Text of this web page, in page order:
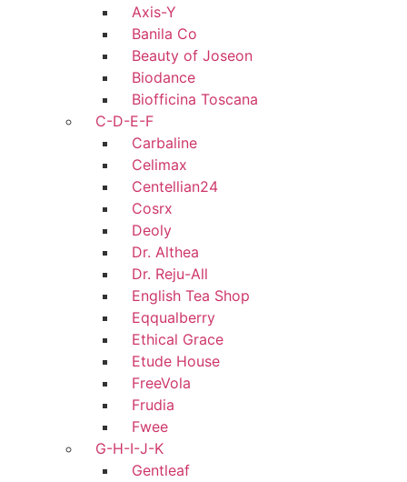
Axis-Y
Banila Co
Beauty of Joseon
Biodance
Biofficina Toscana
C-D-E-F
Carbaline
Celimax
Centellian24
Cosrx
Deoly
Dr. Althea
Dr. Reju-All
English Tea Shop
Eqqualberry
Ethical Grace
Etude House
FreeVola
Frudia
Fwee
G-H-I-J-K
Gentleaf